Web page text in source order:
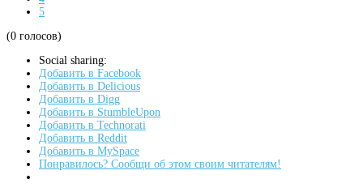
5
(0 голосов)
Social sharing:
Добавить в Facebook
Добавить в Delicious
Добавить в Digg
Добавить в StumbleUpon
Добавить в Technorati
Добавить в Reddit
Добавить в MySpace
Понравилось? Сообщи об этом своим читателям!